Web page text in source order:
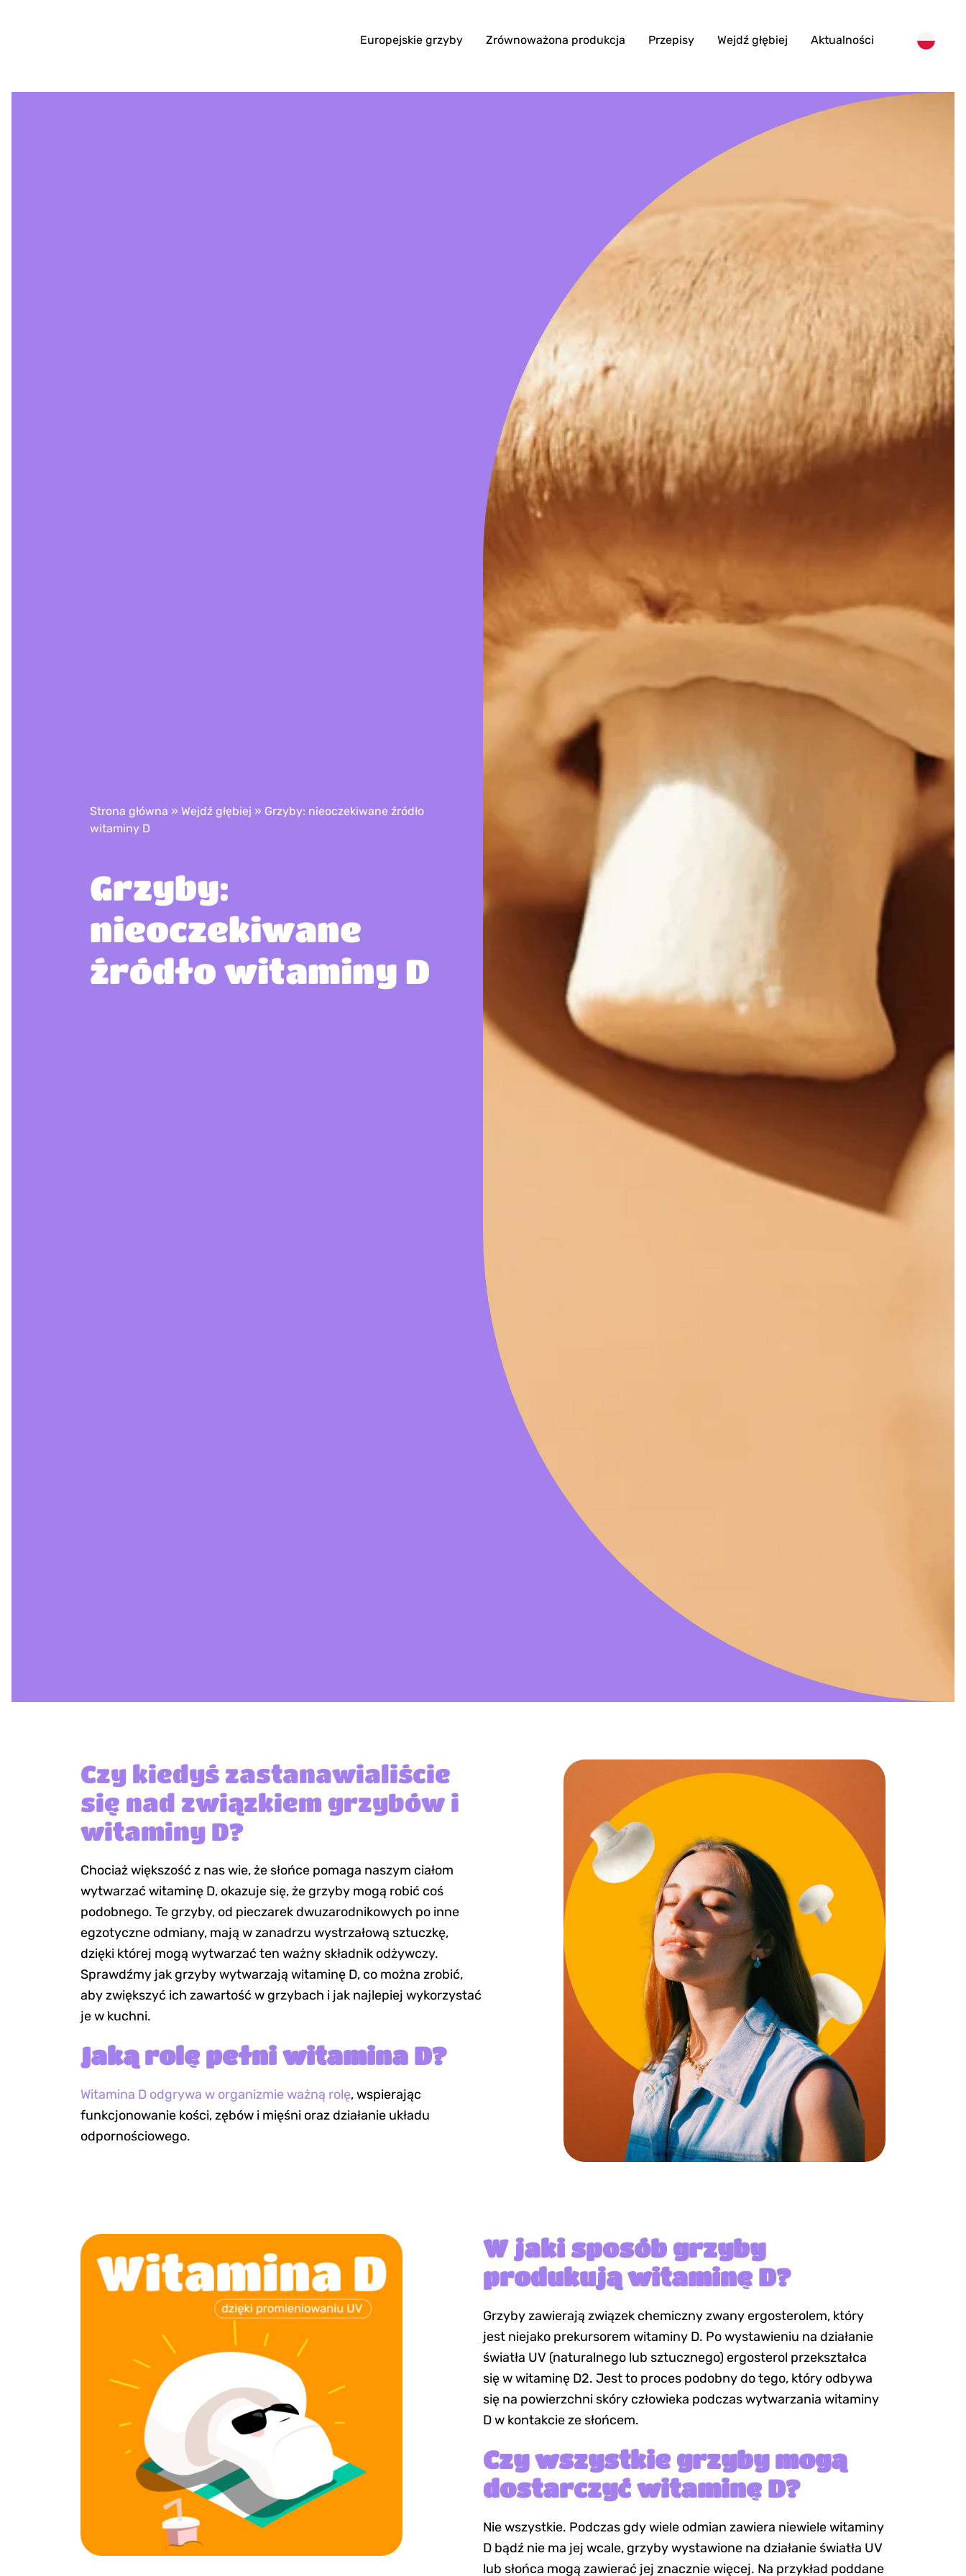
Europejskie grzyby Zrównoważona produkcja Przepisy Wejdź głębiej Aktualności
Strona główna »Wejdź głębiej » Grzyby: nieoczekiwane źródło
witaminy D
Grzyby:
nieoczekiwane
źródło witaminy D
Czy kiedyś zastanawialiście
się nad związkiem grzybów i
witaminy D?
Chociaż większość z nas wie, że słońce pomaga naszym ciałom
wytwarzać witaminę D, okazuje się, że grzyby mogą robić coś
podobnego. Te grzyby, od pieczarek dwuzarodnikowych po inne
egzotyczne odmiany, mają w zanadrzu wystrzałową sztuczkę,
dzięki której mogą wytwarzać ten ważny składnik odżywczy.
Sprawdźmy jak grzyby wytwarzają witaminę D, co można zrobić,
aby zwiększyć ich zawartość w grzybach i jak najlepiej wykorzystać
je w kuchni.
Jaką rolę pełni witamina D?
Witamina D odgrywa w organizmie ważną rolę, wspierając
funkcjonowanie kości, zębów i mięśni oraz działanie układu
odpornościowego.
W jaki sposób grzyby
produkują witaminę D?
Grzyby zawierają związek chemiczny zwany ergosterolem, który
jest niejako prekursorem witaminy D. Po wystawieniu na działanie
światła UV (naturalnego lub sztucznego) ergosterol przekształca
się w witaminę D2. Jest to proces podobny do tego, który odbywa
się na powierzchni skóry człowieka podczas wytwarzania witaminy
D w kontakcie ze słońcem.
Czy wszystkie grzyby mogą
dostarczyć witaminę D?
Nie wszystkie. Podczas gdy wiele odmian zawiera niewiele witaminy
D bądź nie ma jej wcale, grzyby wystawione na działanie światła UV
lub słońca mogą zawierać jej znacznie więcej. Na przykład poddane